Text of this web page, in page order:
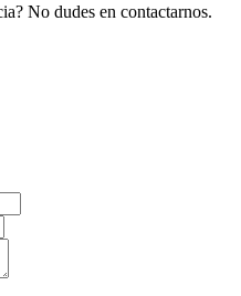
No dudes en contactarnos.